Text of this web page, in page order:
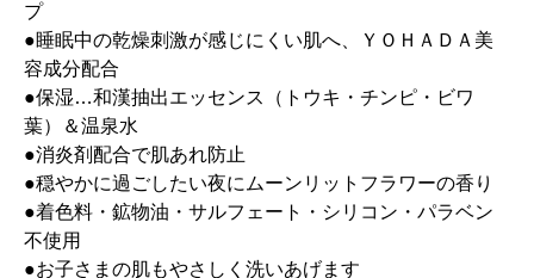
プ
●睡眠中の乾燥刺激が感じにくい肌へ、ＹＯＨＡＤＡ美
容成分配合
●保湿…和漢抽出エッセンス（トウキ・チンピ・ビワ
葉）＆温泉水
●消炎剤配合で肌あれ防止
●穏やかに過ごしたい夜にムーンリットフラワーの香り
●着色料・鉱物油・サルフェート・シリコン・パラベン
不使用
●お子さまの肌もやさしく洗いあげます